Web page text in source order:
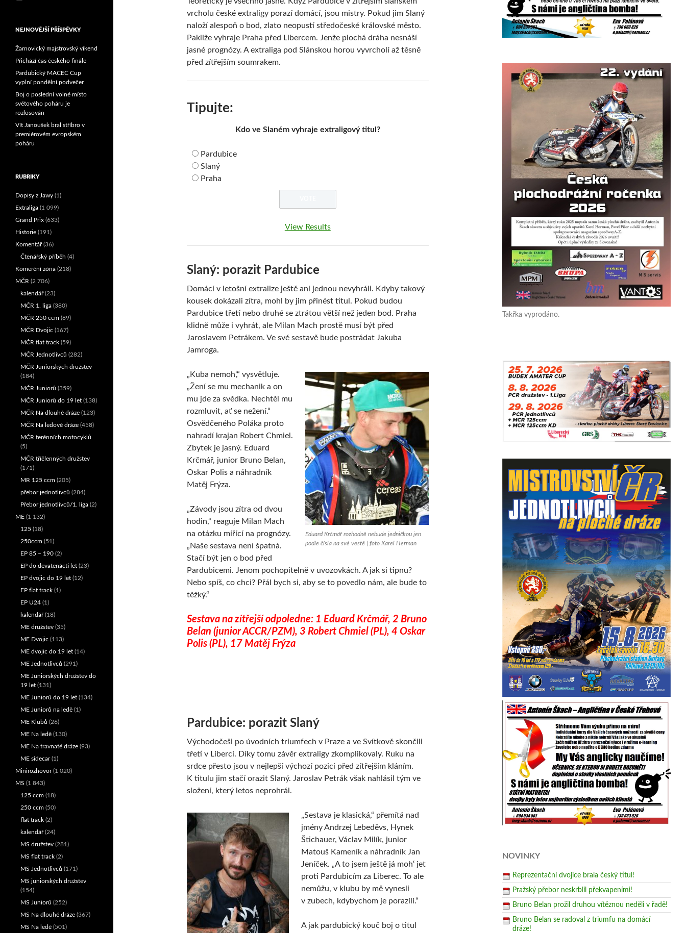
vrcholu české extraligy porazí domácí, jsou mistry. Pokud jim Slaný
naloží alespoň o bod, zlato neopustí středočeské královské město.
Pakliže vyhraje Praha před Libercem. Jenže plochá dráha nesnáší
jasné prognózy. A extraliga pod Slánskou horou vyvrcholí až těsně
před zítřejším soumrakem.
Tipujte:
Kdo ve Slaném vyhraje extraligový titul?
Pardubice
Slaný
Praha
View Results
Slaný: porazit Pardubice
Domácí v letošní extralize ještě ani jednou nevyhráli. Kdyby takový
kousek dokázali zítra, mohl by jim přinést titul. Pokud budou
Pardubice třetí nebo druhé se ztrátou větší než jeden bod. Praha
klidně může i vyhrát, ale Milan Mach prostě musí být před
Jaroslavem Petrákem. Ve své sestavě bude postrádat Jakuba
Jamroga.
Eduard Krčmář rozhodně nebude jedničkou jen
podle čísla na své vestě | foto Karel Herman
„Kuba nemoh‘,“ vysvětluje.
„Žení se mu mechanik a on
mu jde za svědka. Nechtěl mu
rozmluvit, ať se nežení.“
Osvědčeného Poláka proto
nahradí krajan Robert Chmiel.
Zbytek je jasný. Eduard
Krčmář, junior Bruno Belan,
Oskar Polis a náhradník
Matěj Frýza.
„Závody jsou zítra od dvou
hodin,“ reaguje Milan Mach
na otázku mířící na prognózy.
„Naše sestava není špatná.
Stačí být jen o bod před
Pardubicemi. Jenom pochopitelně v uvozovkách. A jak si tipnu?
Nebo spíš, co chci? Přál bych si, aby se to povedlo nám, ale bude to
těžký.“
Sestava na zítřejší odpoledne: 1 Eduard Krčmář, 2 Bruno
Belan (junior ACCR/PZM), 3 Robert Chmiel (PL), 4 Oskar
Polis (PL), 17 Matěj Frýza
Pardubice: porazit Slaný
Východočeši po úvodních triumfech v Praze a ve Svítkově skončili
třetí v Liberci. Díky tomu závěr extraligy zkomplikovaly. Ruku na
srdce přesto jsou v nejlepší výchozí pozici před zítřejším kláním.
K titulu jim stačí orazit Slaný. Jaroslav Petrák však nahlásil tým ve
složení, který letos neprohrál.
„Sestava je klasická,“ přemítá nad
jmény Andrzej Lebeděvs, Hynek
Štichauer, Václav Milík, junior
Matouš Kameník a náhradník Jan
Jeníček. „A to jsem ještě já moh‘ jet
proti Pardubicím za Liberec. To ale
nemůžu, v klubu by mě vynesli
v zubech, kdybychom je porazili.“
A jak pardubický kouč boj o titul
Takřka vyprodáno.
NOVINKY
Reprezentační dvojice brala český titul!
Pražský přebor neskrblil překvapeními!
Bruno Belan prožil druhou vítěznou neděli v řadě!
Bruno Belan se radoval z triumfu na domácí
dráze!
NEJNOVĚJŠÍ PŘÍSPĚVKY
Žarnovický majstrovský víkend
Přichází čas českého finále
Pardubický MACEC Cup
vyplní pondělní podvečer
Boj o poslední volné místo
světového poháru je
rozlosován
Vít Janoušek bral stříbro v
premiérovém evropském
poháru
RUBRIKY
Dopisy z Jawy (1)
Extraliga (1 099)
Grand Prix (633)
Historie (191)
Komentář(36)
Čtenářský příběh (4)
Komerční zóna (218)
MČR (2 706)
kalendář(23)
MČR 1. liga (380)
MČR 250 ccm (89)
MČR Dvojic (167)
MČR flat track (59)
MČR Jednotlivců (282)
MČR Juniorských družstev
(184)
MČR Juniorů (359)
MČR Juniorů do 19 let (138)
MČR Na dlouhé dráze (123)
MČR Na ledové dráze (458)
MČR terénních motocyklů
(5)
MČR tříčlenných družstev
(171)
MR 125 ccm (205)
přebor jednotlivců (284)
Přebor jednotlivců/1. liga (2)
ME (1 132)
125 (18)
250ccm (51)
EP 85 – 190 (2)
EP do devatenácti let (23)
EP dvojic do 19 let (12)
EP flat track (1)
EP U24 (1)
kalendář(18)
ME družstev (35)
ME Dvojic (113)
ME dvojic do 19 let (14)
ME Jednotlivců (291)
ME Juniorských družstev do
19 let (131)
ME Juniorů do 19 let (134)
ME Juniorů na ledě (1)
ME Klubů (26)
ME Na ledě (130)
ME Na travnaté dráze (93)
ME sidecar(1)
Minirozhovor(1 020)
MS (1 843)
125 ccm (18)
250 ccm (50)
flat track (2)
kalendář(24)
MS družstev (281)
MS flat track (2)
MS Jednotlivců (171)
MS juniorských družstev
(154)
MS Juniorů (252)
MS Na dlouhé dráze (367)
MS Na ledě (501)